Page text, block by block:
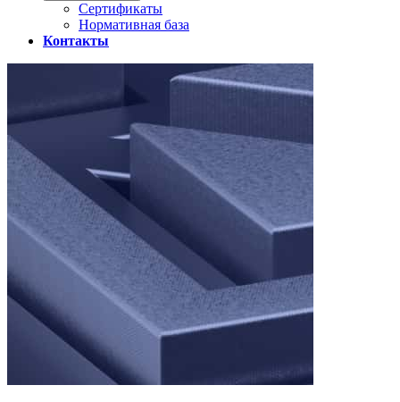
Сертификаты
Нормативная база
Контакты